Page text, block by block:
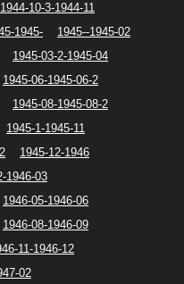
1944-10-3-1944-11
1945-
1945--1945-02
1945-03-2-1945-04
1945-06-1945-06-2
1945-08-1945-08-2
1945-1-1945-11
1945-12-1946
1946-03
1946-05-1946-06
1946-08-1946-09
11-1946-12
02